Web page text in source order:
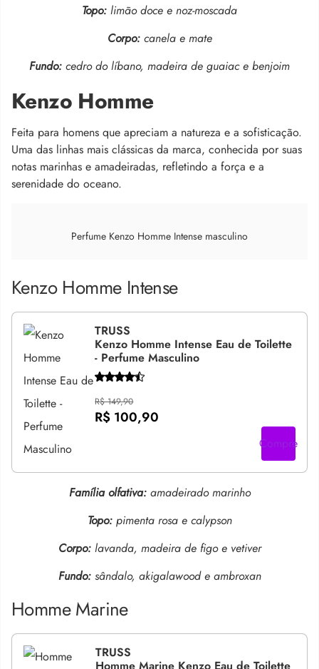
Topo: limão doce e noz-moscada
Corpo:canela e mate
Fundo: cedro do líbano, madeira de guaiac e benjoim
Kenzo Homme
Feita para homens que apreciam a natureza e a sofisticação.
Uma das linhas mais clássicas da marca, conhecida por suas
notas marinhas e amadeiradas, refletindo a força e a
serenidade do oceano.
Perfume Kenzo Homme Intense masculino
Kenzo Homme Intense
TRUSS
Kenzo Homme Intense Eau de Toilette
- Perfume Masculino
R$ 149,90
R$ 100,90
Compre
Família olfativa: amadeirado marinho
Topo: pimenta rosa e calypson
Corpo:lavanda, madeira de figo e vetiver
Fundo: sândalo, akigalawood e ambroxan
Homme Marine
TRUSS